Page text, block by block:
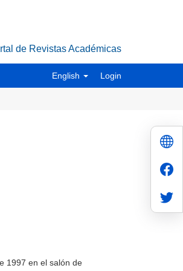
de Revistas Académicas
English Login
1997 en el salón de